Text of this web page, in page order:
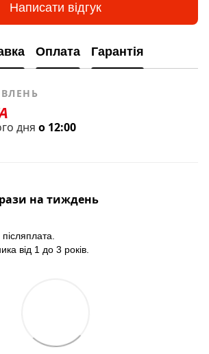
Написати відгук
Оплата Гарантія
дня о 12:00
на тиждень
від 1 до 3 років.